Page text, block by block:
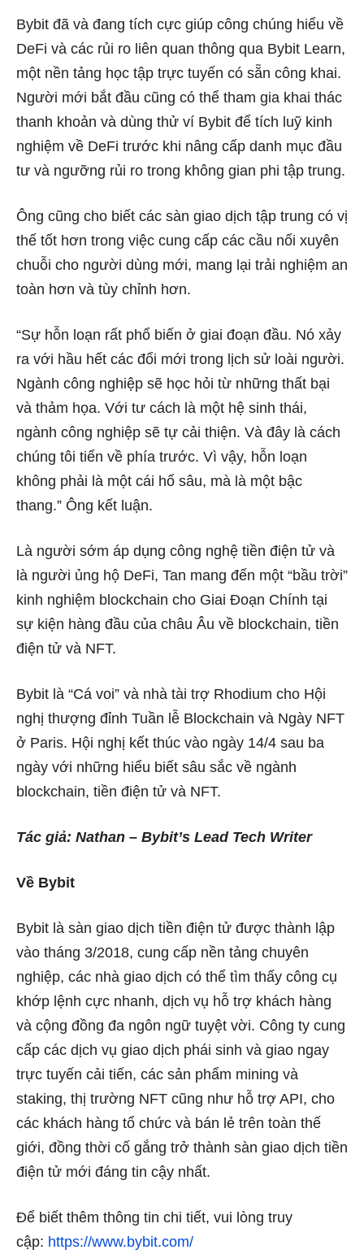
Bybit đã và đang tích cực giúp công chúng hiểu về
DeFi và các rủi ro liên quan thông qua Bybit Learn,
một nền tảng học tập trực tuyến có sẵn công khai.
Người mới bắt đầu cũng có thể tham gia khai thác
thanh khoản và dùng thử ví Bybit để tích luỹ kinh
nghiệm về DeFi trước khi nâng cấp danh mục đầu
tư và ngưỡng rủi ro trong không gian phi tập trung.
Ông cũng cho biết các sàn giao dịch tập trung có vị
thế tốt hơn trong việc cung cấp các cầu nối xuyên
chuỗi cho người dùng mới, mang lại trải nghiệm an
toàn hơn và tùy chỉnh hơn.
“Sự hỗn loạn rất phổ biến ở giai đoạn đầu. Nó xảy
ra với hầu hết các đổi mới trong lịch sử loài người.
Ngành công nghiệp sẽ học hỏi từ những thất bại
và thảm họa. Với tư cách là một hệ sinh thái,
ngành công nghiệp sẽ tự cải thiện. Và đây là cách
chúng tôi tiến về phía trước. Vì vậy, hỗn loạn
không phải là một cái hố sâu, mà là một bậc
thang.” Ông kết luận.
Là người sớm áp dụng công nghệ tiền điện tử và
là người ủng hộ DeFi, Tan mang đến một “bầu trời”
kinh nghiệm blockchain cho Giai Đoạn Chính tại
sự kiện hàng đầu của châu Âu về blockchain, tiền
điện tử và NFT.
Bybit là “Cá voi” và nhà tài trợ Rhodium cho Hội
nghị thượng đỉnh Tuần lễ Blockchain và Ngày NFT
ở Paris. Hội nghị kết thúc vào ngày 14/4 sau ba
ngày với những hiểu biết sâu sắc về ngành
blockchain, tiền điện tử và NFT.
Tác giả: Nathan – Bybit’s Lead Tech Writer
Về Bybit
Bybit là sàn giao dịch tiền điện tử được thành lập
vào tháng 3/2018, cung cấp nền tảng chuyên
nghiệp, các nhà giao dịch có thể tìm thấy công cụ
khớp lệnh cực nhanh, dịch vụ hỗ trợ khách hàng
và cộng đồng đa ngôn ngữ tuyệt vời. Công ty cung
cấp các dịch vụ giao dịch phái sinh và giao ngay
trực tuyến cải tiến, các sản phẩm mining và
staking, thị trường NFT cũng như hỗ trợ API, cho
các khách hàng tổ chức và bán lẻ trên toàn thế
giới, đồng thời cố gắng trở thành sàn giao dịch tiền
điện tử mới đáng tin cậy nhất.
Để biết thêm thông tin chi tiết, vui lòng truy
cập: https://www.bybit.com/